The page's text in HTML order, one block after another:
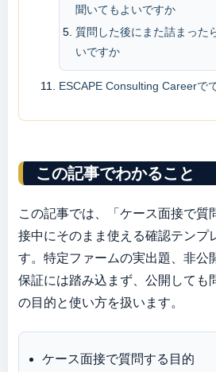
聞いてもよいですか
質問した後にまた詰まった
いですか
ESCAPE Consulting Careerで
この記事でわかること
この記事では、「ケース面接で質
接中にそのまま使える確認テンプ
す。特定ファームの実出題、非公
保証には踏み込まず、公開しても
の目的と使い方を扱います。
ケース面接で質問する目的